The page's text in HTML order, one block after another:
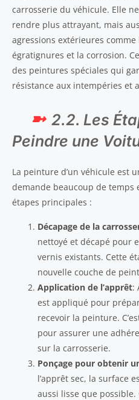
carrosserie du véhicule. Elle
rendre plus attrayant, mais
agressions extérieures comme
égratignures et la corrosion.
des peintures spéciales qui
résistance aux intempéries et
2.2. Les
Peindre une
La peinture d’un véhicule est
demande beaucoup de temps
étapes principales :
Décapage de la
nettoyé et décapé pour
vernis existants. Cette
nouvelle couche de
Application de l’apprêt:
est appliqué pour
recevoir la peinture.
pour assurer une
sur la carrosserie.
Ponçage pour obtenir
l’apprêt sec, la surface
aussi lisse que